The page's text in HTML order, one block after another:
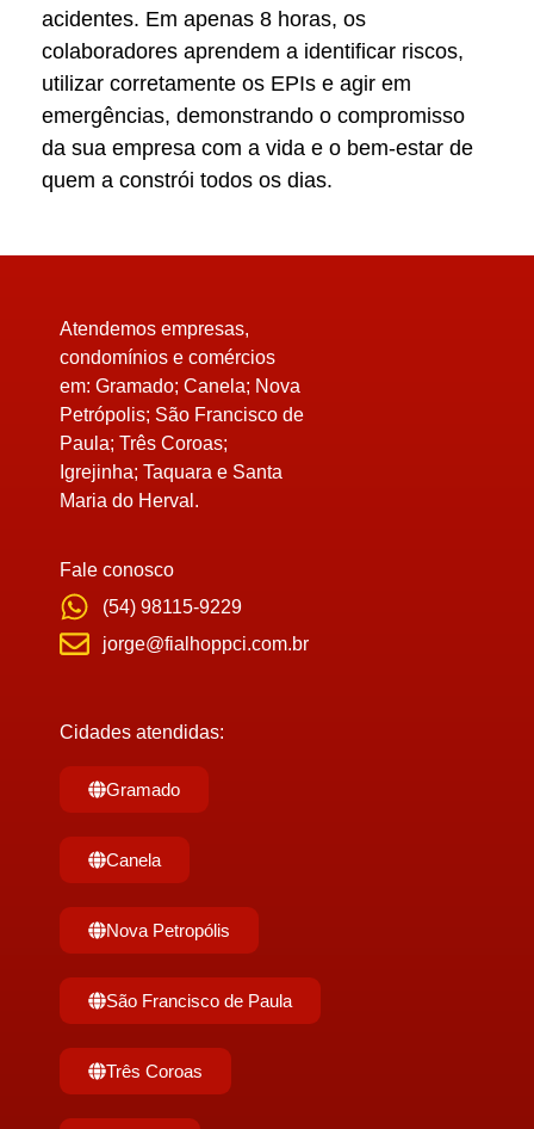
acidentes. Em apenas 8 horas, os
colaboradores aprendem a identificar riscos,
utilizar corretamente os EPIs e agir em
emergências, demonstrando o compromisso
da sua empresa com a vida e o bem-estar de
quem a constrói todos os dias.
Atendemos empresas,
condomínios e comércios
em: Gramado; Canela; Nova
Petrópolis; São Francisco de
Paula; Três Coroas;
Igrejinha; Taquara e Santa
Maria do Herval.
Fale conosco
(54) 98115-9229
jorge@fialhoppci.com.br
Cidades atendidas:
Gramado
Canela
Nova Petropólis
São Francisco de Paula
Três Coroas